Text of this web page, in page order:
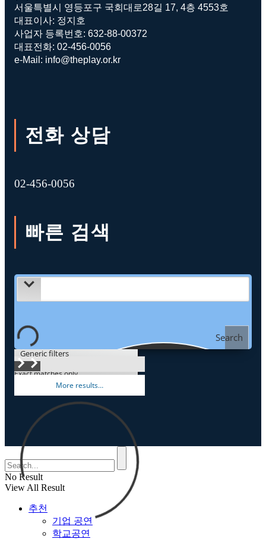
서울특별시 영등포구 국회대로28길 17, 4층 4553호
대표이사: 정지호
사업자 등록번호: 632-88-00372
대표전화: 02-456-0056
e-Mail: info@theplay.or.kr
전화 상담
02-456-0056
빠른 검색
Search
More results…
Generic filters
Exact matches only
온라인 문의
No Result
View All Result
추천
기업 공연
학교공연